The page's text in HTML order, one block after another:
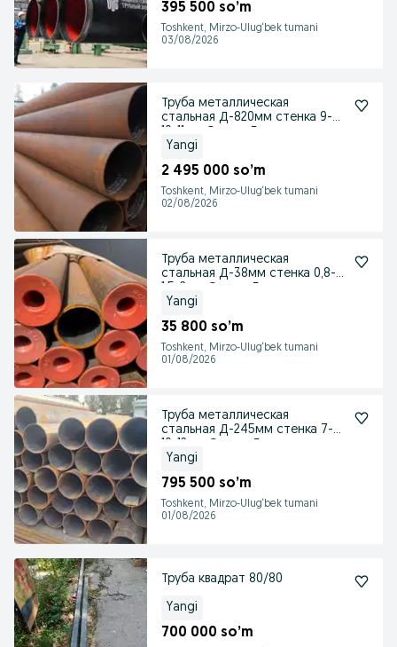
395 500 so’m
Toshkent, Mirzo-Ulug‘bek tumani
03/08/2026
Труба металлическая
стальная Д-820мм стенка 9-
Yangi
2 495 000 so’m
Toshkent, Mirzo-Ulug‘bek tumani
02/08/2026
Труба металлическая
стальная Д-38мм стенка 0,8-1-
Yangi
35 800 so’m
Toshkent, Mirzo-Ulug‘bek tumani
01/08/2026
Труба металлическая
стальная Д-245мм стенка 7-8-
Yangi
795 500 so’m
Toshkent, Mirzo-Ulug‘bek tumani
01/08/2026
Труба квадрат 80/80
Yangi
700 000 so’m